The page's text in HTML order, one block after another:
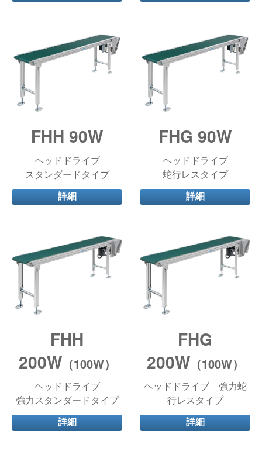
FHH 90W
ヘッドドライブ
スタンダードタイプ
詳細
FHG 90W
ヘッドドライブ
蛇行レスタイプ
詳細
FHH
200W（100W）
ヘッドドライブ
強力スタンダードタイプ
詳細
FHG
200W（100W）
ヘッドドライブ 強力蛇
行レスタイプ
詳細